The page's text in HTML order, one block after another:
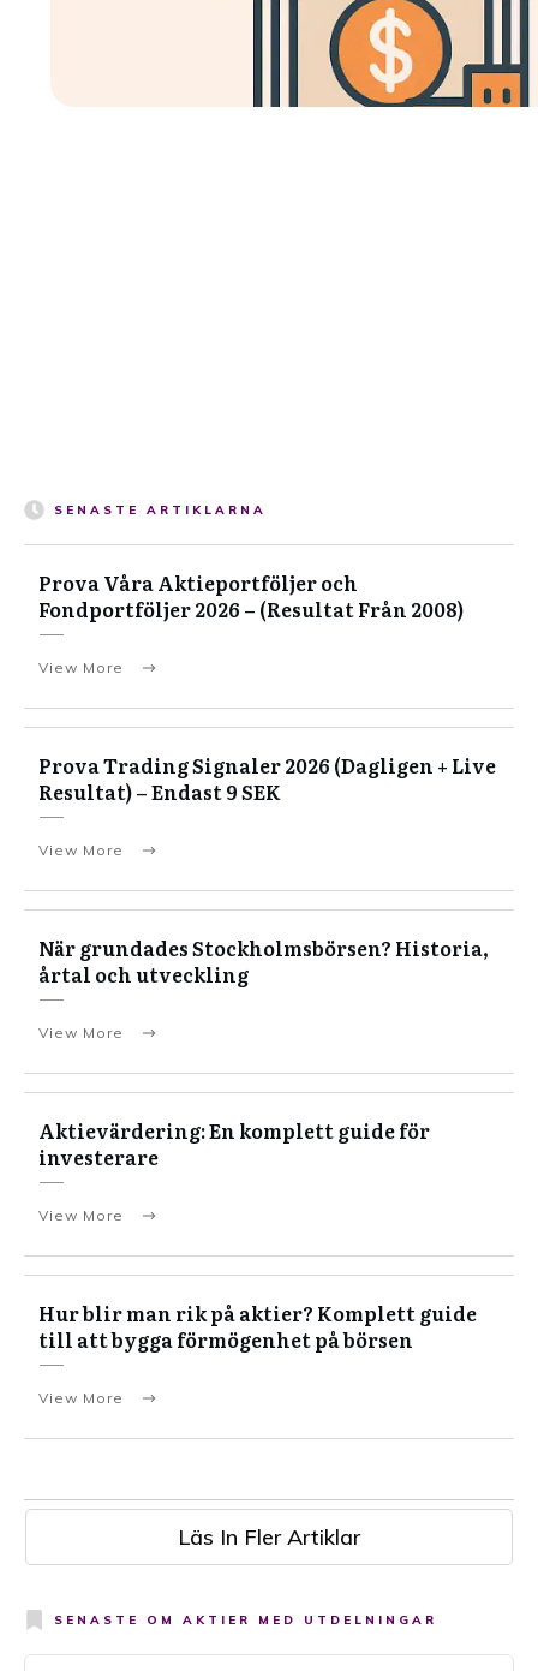
SENASTE ARTIKLARNA
Prova Våra Aktieportföljer och
Fondportföljer 2026 – (Resultat Från 2008)
View More
Prova Trading Signaler 2026 (Dagligen + Live
Resultat) – Endast 9 SEK
View More
När grundades Stockholmsbörsen? Historia,
årtal och utveckling
View More
Aktievärdering: En komplett guide för
investerare
View More
Hur blir man rik på aktier? Komplett guide
till att bygga förmögenhet på börsen
View More
Läs In Fler Artiklar
SENASTE OM AKTIER MED UTDELNINGAR